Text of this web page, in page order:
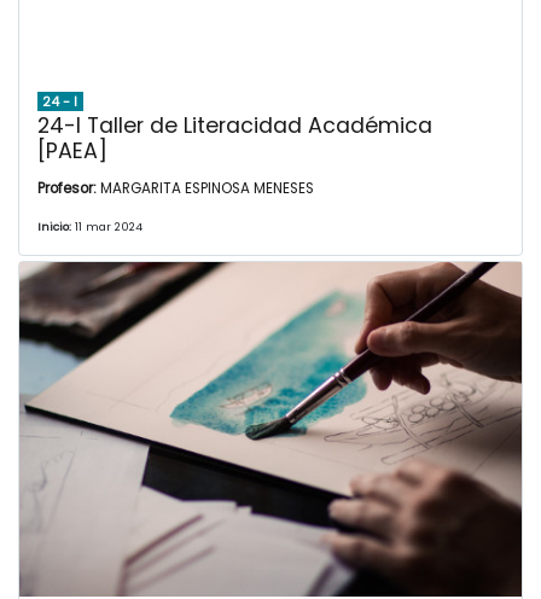
24 - I
24-I Taller de Literacidad Académica
[PAEA]
Profesor:MARGARITA ESPINOSA MENESES
Inicio: 11 mar 2024